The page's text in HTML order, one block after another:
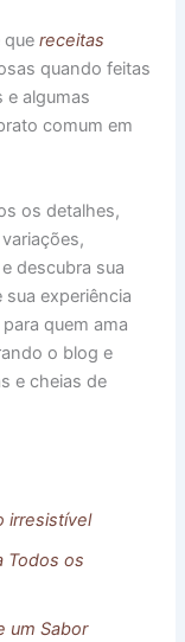
que receitas
quando feitas
e algumas
comum em
os detalhes,
descubra sua
experiência
quem ama
o blog e
e cheias de
irresistível
Todos os
um Sabor